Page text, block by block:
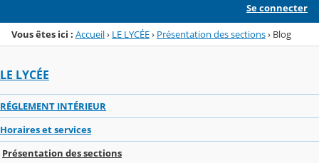
Se connecter
Vous êtes ici : Accueil› LE LYCÉE› Présentation des sections› Blog
LE LYCÉE
RÉGLEMENT INTÉRIEUR
Horaires et services
Présentation des sections